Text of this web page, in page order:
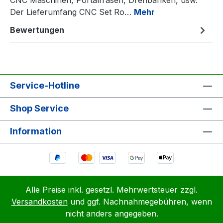
Der Lieferumfang CNC Set Ro… Mehr
Bewertungen
Service-Hotline
Shop Service
Information
Alle Preise inkl. gesetzl. Mehrwertsteuer zzgl.
Versandkostenund ggf. Nachnahmegebühren, wenn
nicht anders angegeben.